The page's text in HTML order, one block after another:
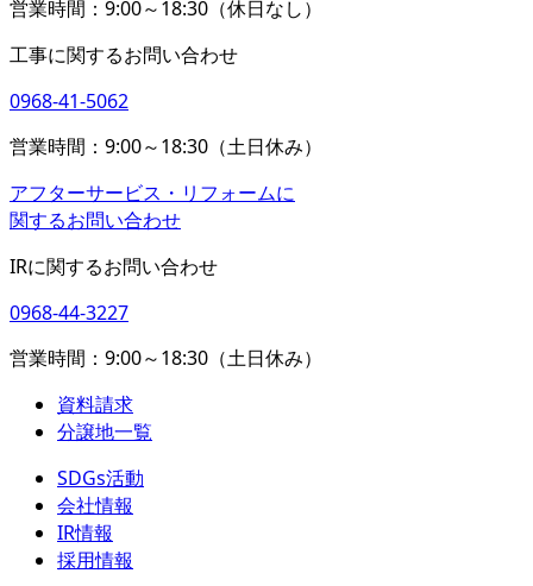
営業時間：9:00～18:30（休日なし）
工事に関するお問い合わせ
0968-41-5062
営業時間：9:00～18:30（土日休み）
アフターサービス・リフォームに
関するお問い合わせ
IRに関するお問い合わせ
0968-44-3227
営業時間：9:00～18:30（土日休み）
資料請求
分譲地一覧
SDGs活動
会社情報
IR情報
採用情報